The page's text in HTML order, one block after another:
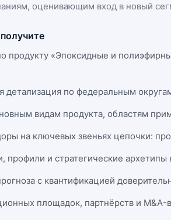
оценивающим вход в новый
продукту «Эпоксидные и
детализация по федеральным
видам продукта, областям
на ключевых звеньях цепочки:
профили и стратегические
с квантификацией
площадок, партнёрств и